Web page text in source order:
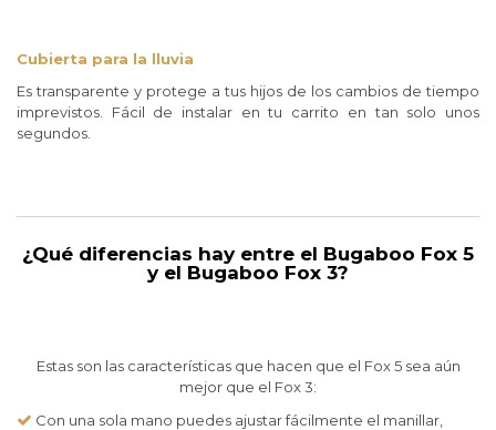
Cubierta para la lluvia
Es transparente y protege a tus hijos de los cambios de tiempo
imprevistos. Fácil de instalar en tu carrito en tan solo unos
segundos.
¿Qué diferencias hay entre el Bugaboo Fox 5
y el Bugaboo Fox 3?
Estas son las características que hacen que el Fox 5 sea aún
mejor que el Fox 3:
Con una sola mano puedes ajustar fácilmente el manillar,